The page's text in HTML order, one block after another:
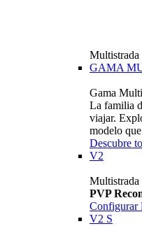
Multistrada
GAMA
Gama
La familia
viajar.
modelo
Descubre
V2
Multistrada
PVP
Configurar
V2 S